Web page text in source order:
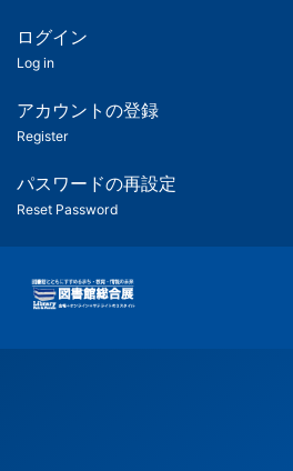
ツ
匿
名
ユ
ー
ー
用
メ
ログイン
Log in
アカウントの登録
Register
パスワードの再設定
Reset Password